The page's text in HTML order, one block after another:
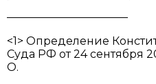
———————————
<1> Определение
Суда РФ от 24 сентября
О.